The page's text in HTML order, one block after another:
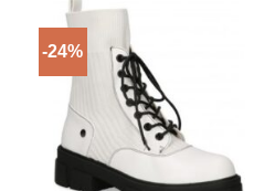
-24%